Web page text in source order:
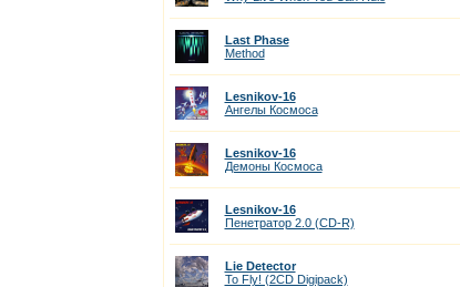
Last Phase
Method
Lesnikov-16
Ангелы Космоса
Lesnikov-16
Демоны Космоса
Lesnikov-16
Пенетратор 2.0 (CD-R)
Lie Detector
To Fly! (2CD Digipack)